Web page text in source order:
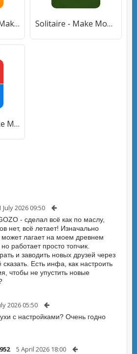
Big Time Cash - Make Money (Биг Тайм) [МОД Бесконечные монеты] APK Android Solitaire - Make Money [МОД Premium] APK Android
Tic Tac Toe: Make Money Game (Тик так тое) [МОД Меню] APK Android
July 2026 09:50
- сделал всё как по маслу,
нет, всё летает! Изначально
лагает на моем древнем
работает просто топчик.
и заводить новых друзей через
сказать. Есть инфа, как настроить
чтобы не упустить новые
2026 05:50
с настройками? Очень годно
5 April 2026 18:00